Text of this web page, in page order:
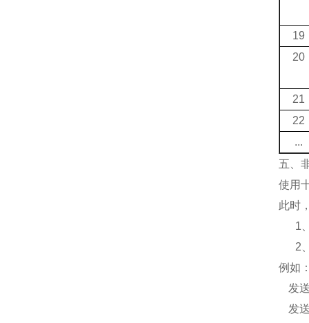
19
20
21
22
...
五、
使用
此时
1
2
例如
发
发